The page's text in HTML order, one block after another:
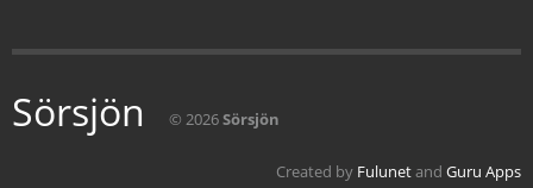
Sörsjön © 2026Sörsjön
Created by Fulunetand Guru Apps